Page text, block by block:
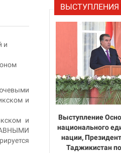
и
и
и
ВЫСТУПЛЕНИЯ
Выступление
национального
нации,
Таджикистан